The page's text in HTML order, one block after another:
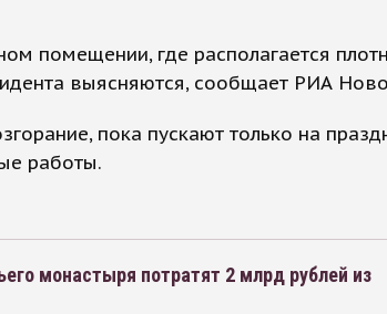
помещении, где располагается
выясняются, сообщает РИА
пока пускают только на
работы.
монастыря потратят 2 млрд рублей из